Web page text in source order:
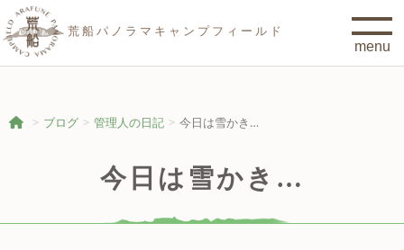
荒船パノラマキャンプフィールド
ブログ 管理人の日記 今日は雪かき…
今日は雪かき…